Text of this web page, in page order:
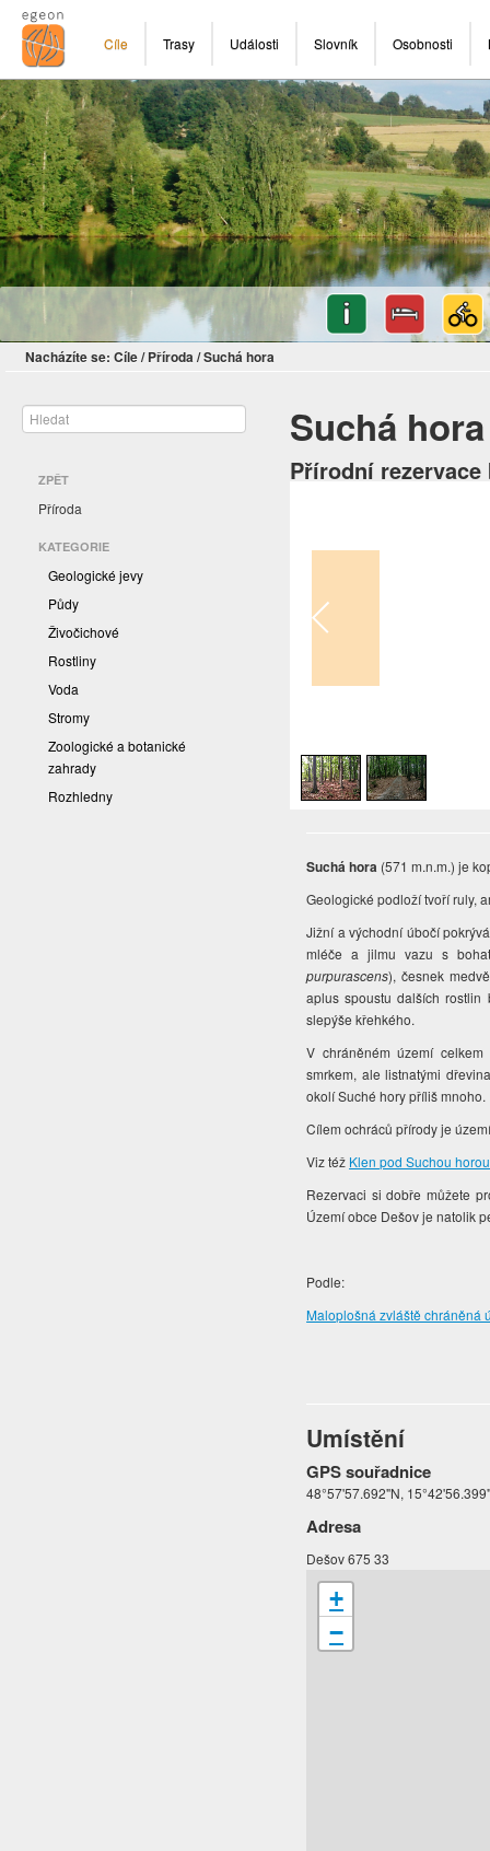
Cíle Trasy Události Slovník Osobnosti
Nacházíte se: Cíle/ Příroda/Suchá hora
ZPĚT
Příroda
KATEGORIE
Geologické jevy
Půdy
Živočichové
Rostliny
Voda
Stromy
Zoologické a botanické
zahrady
Rozhledny
Suchá hora
Přírodní
Suchá hora (571 m.n.m.) je
Geologické podloží tvoří ruly,
Jižní a východní úbočí
mléče a jilmu vazu s
purpurascens), česnek
aplus spoustu dalších
slepýše křehkého.
V chráněném území
smrkem, ale listnatými
okolí Suché hory příliš mnoho.
Cílem ochráců přírody je
Viz též Klen pod Suchou
Rezervaci si dobře můžete
Území obce Dešov je natolik
Podle:
Maloplošná zvláště chráněná
Umístění
GPS souřadnice
48°57'57.692"N,
Adresa
Dešov 675 33
+
−